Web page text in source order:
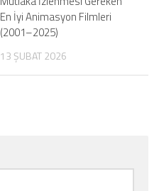
En İyi Animasyon Filmleri
(2001–2025)
13 ŞUBAT 2026